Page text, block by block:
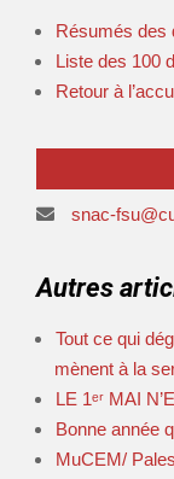
Résumés des
Liste des 100
Retour à
snac-
Autres
Tout ce qui
mènent à la
LE 1ᵉʳ MAI
Bonne année
MuCEM/